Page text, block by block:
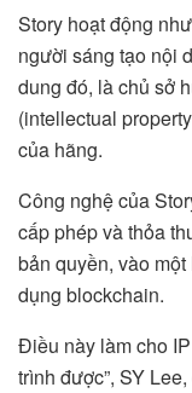
Story hoạt động
người sáng tạo nội
dung đó, là chủ sở
(intellectual
của hãng.
Công nghệ của
cấp phép và thỏa
bản quyền, vào
dụng blockchain.
Điều này làm cho
trình được”, SY